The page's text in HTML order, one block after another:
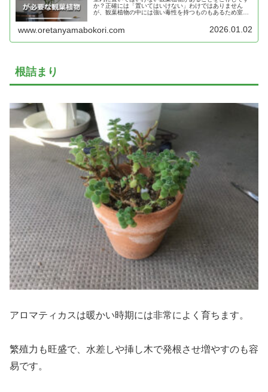
か？正確には「置いてはいけない」わけではありません
が、観葉植物の中には強い毒性を持つものもあるため室内
www.oretanyamabokori.com 2026.01.02
根詰まり
アロマティカスは暖かい時期には非常によく育ちます。
繁殖力も旺盛で、水差しや挿し木で発根させ増やすのも容
易です。